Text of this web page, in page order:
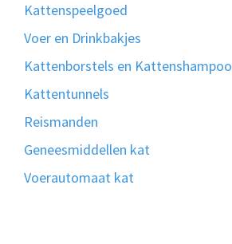
Kattenspeelgoed
Voer en Drinkbakjes
Kattenborstels en Kattenshampoo
Kattentunnels
Reismanden
Geneesmiddellen kat
Voerautomaat kat